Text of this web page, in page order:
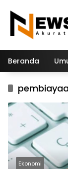
konten
Beranda
Ekonomi